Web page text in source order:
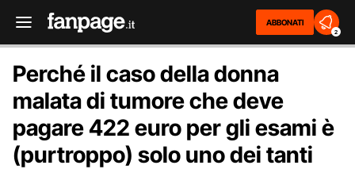
ABBONATI
2
Perché il caso della donna
malata di tumore che deve
pagare 422 euro per gli esami è
(purtroppo) solo uno dei tanti